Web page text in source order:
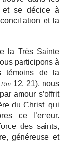
et se décide à
et la
la Très Sainte
participons à
témoins de la
Rm12, 21), nous
amour s’offrit
du Christ, qui
de l’erreur.
des saints,
généreuse et